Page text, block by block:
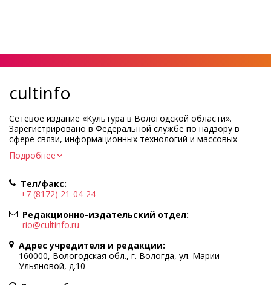
cultinfo
Сетевое издание «Культура в Вологодской области».
Зарегистрировано в Федеральной службе по надзору в
сфере связи, информационных технологий и массовых
коммуникаций.
Регистрационный номер и дата принятия решения о
Учредитель КУ ВО «Информационно-аналитический центр
культуры»
Адрес учредителя и редакции: 160000, Вологодская обл., г.
Вологда, ул. Марии Ульяновой, д.10
Главный редактор — Легчанова Елена Григорьевна
Политика в отношении обработки персональных данных
При полном или частичном использовании информации
Подробнее
Тел/факс:
+7 (8172) 21-04-24
Редакционно-издательский отдел:
rio@cultinfo.ru
Адрес учредителя и редакции:
160000, Вологодская обл., г. Вологда, ул. Марии
Ульяновой, д.10